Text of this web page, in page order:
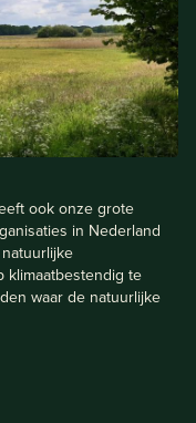
ook onze grote
in Nederland
klimaatbestendig te
waar de natuurlijke